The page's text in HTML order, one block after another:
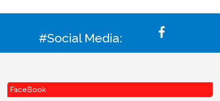
#Social Media:
FaceBook